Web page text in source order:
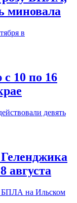
миновала
10 по 16
августа